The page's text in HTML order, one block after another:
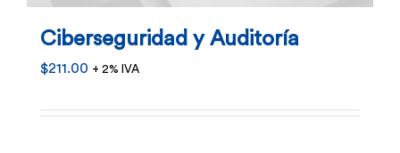
Ciberseguridad y Auditoría
$211.00 + 2% IVA